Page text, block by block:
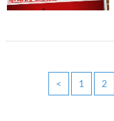
< 1 2